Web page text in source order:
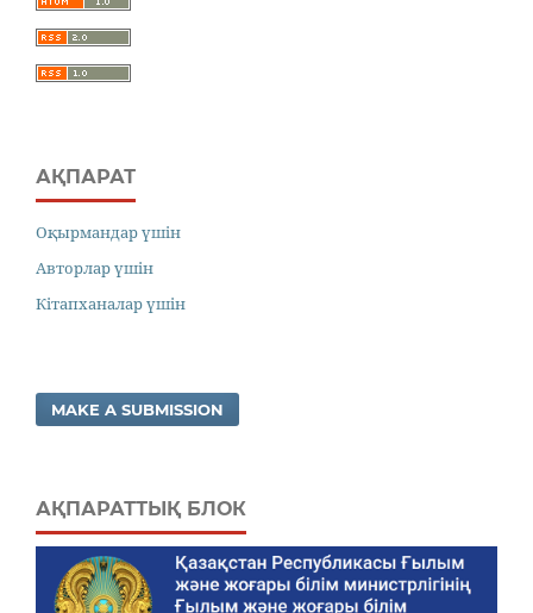
АҚПАРАТ
Оқырмандар үшін
Авторлар үшін
Кітапханалар үшін
MAKE A SUBMISSION
АҚПАРАТТЫҚ БЛОК